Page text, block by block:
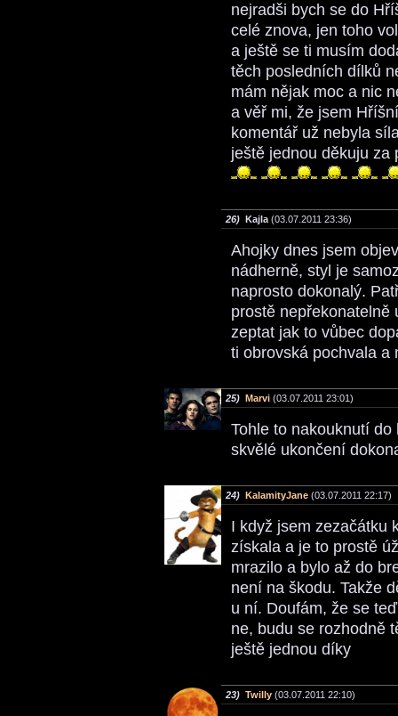
nejradši bych se do
celé znova, jen toho
a ještě se ti musím
těch posledních dílků
mám nějak moc a nic
a věř mi, že jsem
komentář už nebyla
ještě jednou děkuju za
26) Kajla (03.07.2011 23:36)
Ahojky dnes jsem
nádherně, styl je
naprosto dokonalý.
prostě nepřekonatelně
zeptat jak to vůbec
ti obrovská pochvala a
25) Marvi (03.07.2011 23:01)
Tohle to nakouknutí
skvělé ukončení
24) KalamityJane (03.07.2011 22:17)
I když jsem zezačátku
získala a je to prostě
mrazilo a bylo až do
není na škodu. Takže
u ní. Doufám, že se
ne, budu se rozhodně
ještě jednou díky
23) Twilly (03.07.2011 22:10)